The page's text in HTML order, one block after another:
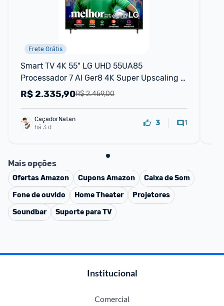
Frete Grátis
Smart TV 4K 55" LG UHD 55UA85
Processador 7 AI Ger8 4K Super Upscaling
Google Cast Alexa Integrado Controle AI
R$ 2.459,00
R$2.335,90
CaçadorNatan
há 3 d
3 1
Mais opções
OfertasAmazon CuponsAmazon
Caixa de Som
Fone de ouvido
Home Theater
Projetores
Soundbar
Suporte para TV
Institucional
Comercial